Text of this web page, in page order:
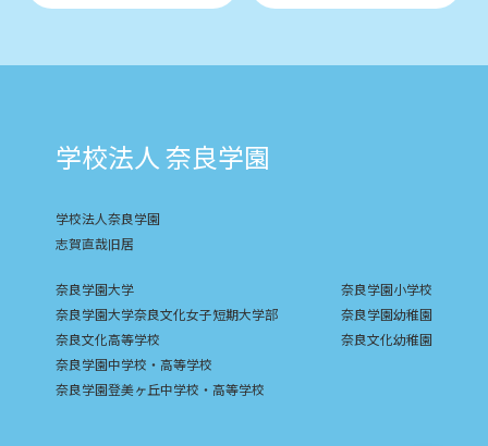
学校法人 奈良学園
学校法人奈良学園
志賀直哉旧居
奈良学園大学
奈良学園大学奈良文化女子短期大学部
奈良文化高等学校
奈良学園中学校・高等学校
奈良学園登美ヶ丘中学校・高等学校
奈良学園小学校
奈良学園幼稚園
奈良文化幼稚園